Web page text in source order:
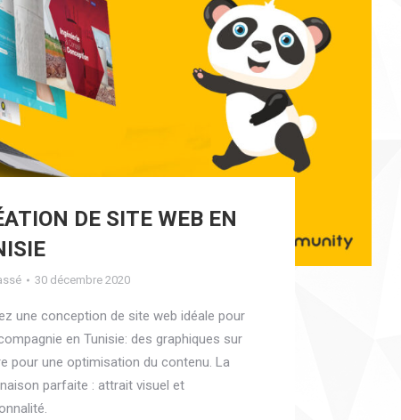
DE SITE WEB EN
30 décembre 2020
une conception de site web idéale pour
en Tunisie: des graphiques sur
pour une optimisation du contenu. La
parfaite : attrait visuel et